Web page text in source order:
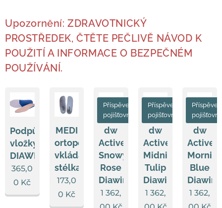
Upozornění: ZDRAVOTNICKÝ
PROSTŘEDEK, ČTĚTE PEČLIVĚ NÁVOD K
POUŽITÍ A INFORMACE O BEZPEČNÉM
POUŽÍVÁNÍ.
Podpůrné
vložky
DIAWIN
365,0
0 Kč
MEDI
ortopedická
vkládací
stélka
173,0
0 Kč
dw
Active
Snowy
Rose
Diawin
Příspěvek
pojišťovny
1 362,
dw
Active
Midnight
Tulip
Diawin
Příspěvek
pojišťovny
1 362,
dw
Active
Blue
Diawin
Příspěvek
1 362,